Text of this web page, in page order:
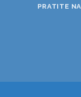
PRATITE